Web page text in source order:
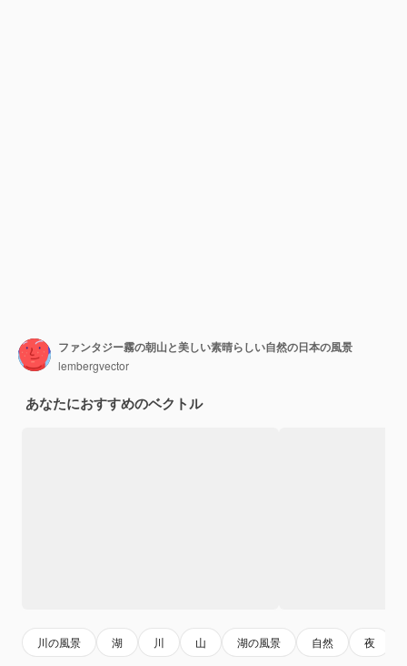
ファンタジー霧の朝山と美しい素晴らしい自然の日本の風景
lembergvector
あなたにおすすめのベクトル
川の風景 湖 川 山 湖の風景 自然 夜